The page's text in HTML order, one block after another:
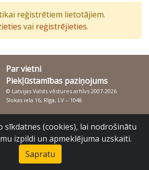
reģistrētiem lietotājiem.
vai reģistrējieties.
Par vietni
Piekļūstamības paziņojums
© Latvijas Valsts vēstures arhīvs 2007-2026
Slokas iela 16, Rīga, LV – 1048
sīkdatnes (cookies), lai nodrošinātu
izpildi un apmeklējuma uzskaiti.
Sapratu